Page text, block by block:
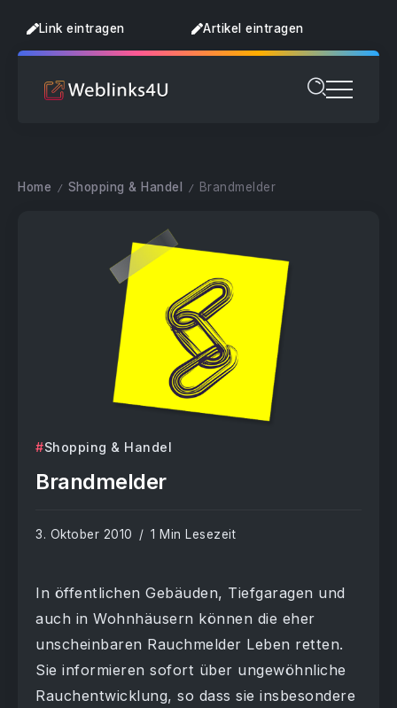
Link eintragen Artikel eintragen
Home / Shopping & Handel / Brandmelder
Shopping & Handel
Brandmelder
3. Oktober 2010 1 Min Lesezeit
In öffentlichen Gebäuden, Tiefgaragen und
auch in Wohnhäusern können die eher
unscheinbaren Rauchmelder Leben retten.
Sie informieren sofort über ungewöhnliche
Rauchentwicklung, so dass sie insbesondere